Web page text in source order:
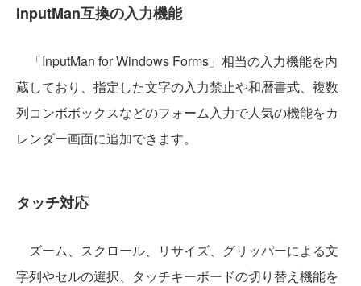
InputMan互換の入力機能
「InputMan for Windows Forms」相当の入力機能を内
蔵しており、指定した文字の入力禁止や和暦書式、複数
列コンボボックスなどのフォーム入力で人気の機能をカ
レンダー画面に追加できます。
タッチ対応
ズーム、スクロール、リサイズ、グリッパーによる文
字列やセルの選択、タッチキーボードの切り替え機能を